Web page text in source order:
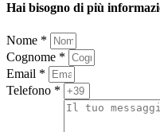
Hai bisogno di più
Nome *
Cognome *
Email *
Telefono *